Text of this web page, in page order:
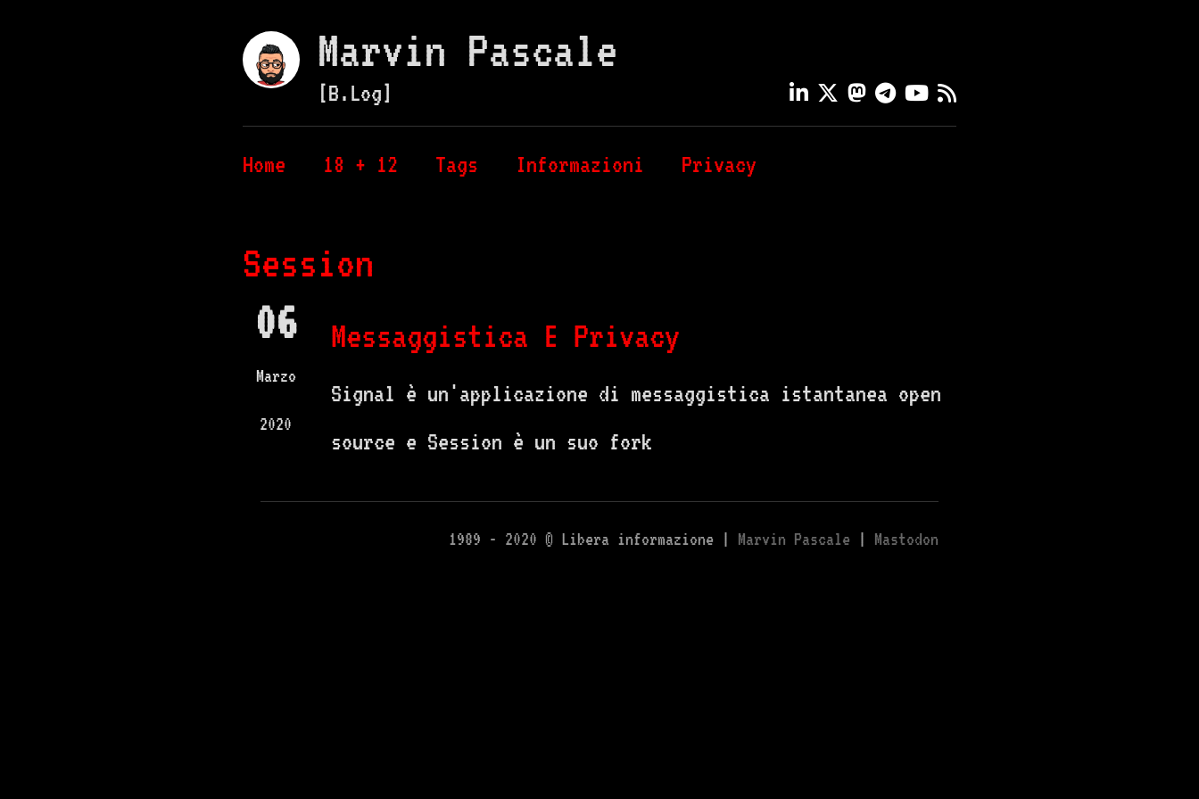
Marvin Pascale
[B.Log]
Home 18 + 12 Tags Informazioni Privacy
Session
06
Marzo
2020
Messaggistica E Privacy
Signal è un'applicazione di messaggistica istantanea open
source e Session è un suo fork
1989 - 2020 © Libera informazione | Marvin Pascale | Mastodon